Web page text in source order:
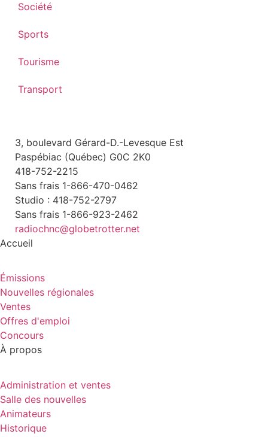
Société
Sports
Tourisme
Transport
3, boulevard Gérard-D.-Levesque Est
Paspébiac (Québec) G0C 2K0
418-752-2215
Sans frais 1-866-470-0462
Studio : 418-752-2797
Sans frais 1-866-923-2462
radiochnc@globetrotter.net
Accueil
Émissions
Nouvelles régionales
Ventes
Offres d'emploi
Concours
À propos
Administration et ventes
Salle des nouvelles
Animateurs
Historique